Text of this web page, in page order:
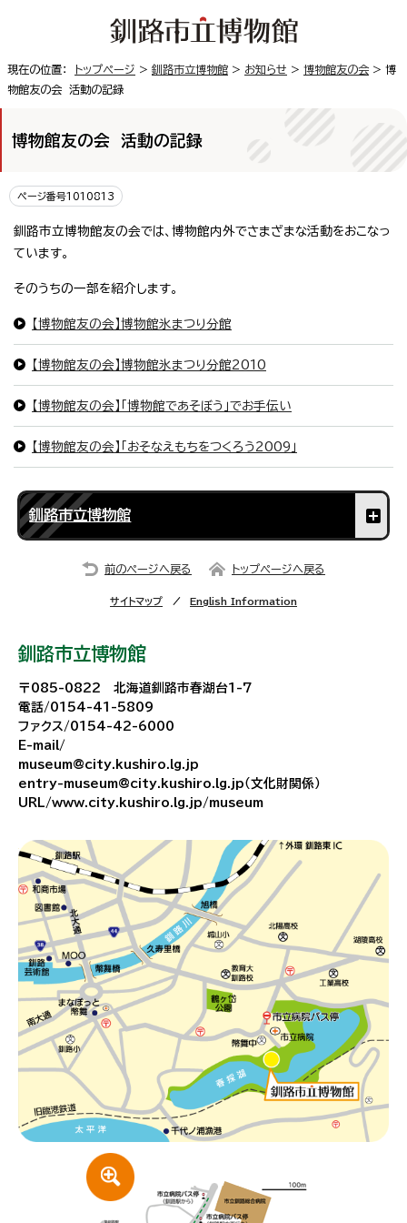
現在の位置： トップページ > 釧路市立博物館 > お知らせ > 博物館友の会 > 博
物館友の会 活動の記録
博物館友の会 活動の記録
ページ番号1010813
釧路市立博物館友の会では、博物館内外でさまざまな活動をおこなっ
ています。
そのうちの一部を紹介します。
【博物館友の会】博物館氷まつり分館
【博物館友の会】博物館氷まつり分館2010
【博物館友の会】「博物館であそぼう」でお手伝い
【博物館友の会】「おそなえもちをつくろう2009」
釧路市立博物館
前のページへ戻る トップページへ戻る
サイトマップ English Information
釧路市立博物館
〒085-0822 北海道釧路市春湖台1-7
電話/0154-41-5809
ファクス/0154-42-6000
E-mail/
museum@city.kushiro.lg.jp
entry-museum@city.kushiro.lg.jp（文化財関係）
URL/www.city.kushiro.lg.jp/museum